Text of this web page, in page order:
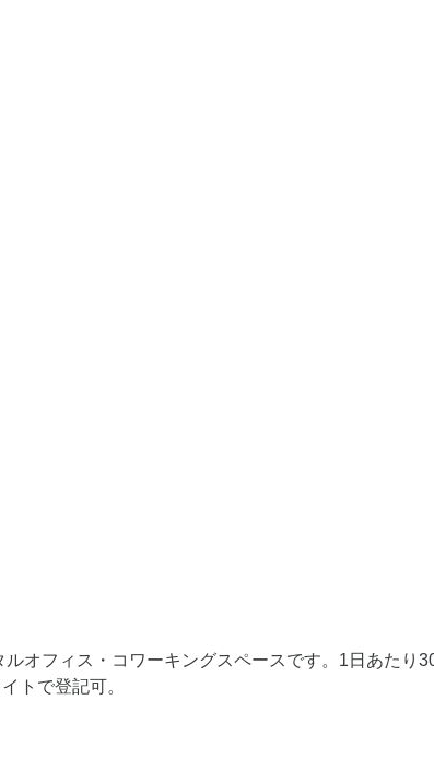
オフィス・コワーキングスペースです。1日あたり
トで登記可。